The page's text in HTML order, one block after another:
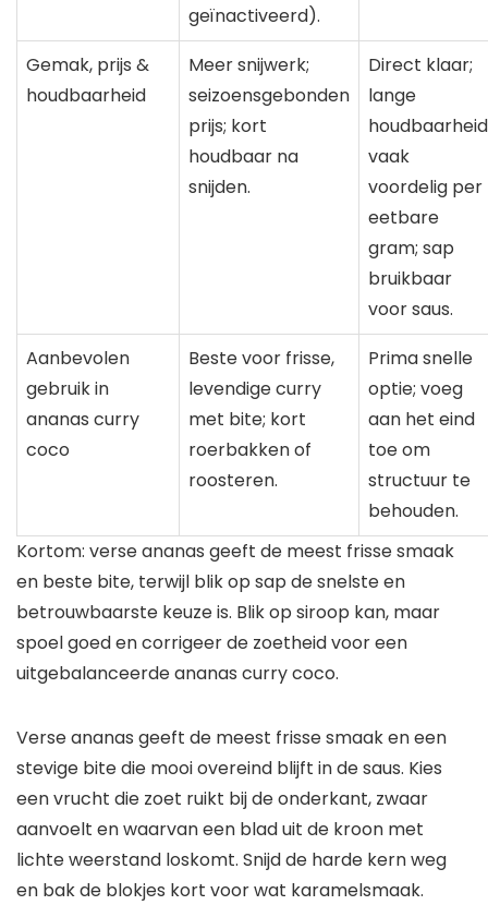
geïnactiveerd).
Gemak, prijs &
houdbaarheid
Meer snijwerk;
seizoensgebonden
prijs; kort
houdbaar na
snijden.
Direct klaar;
lange
vaak
voordelig per
eetbare
gram; sap
bruikbaar
voor saus.
Aanbevolen
gebruik in
ananas curry
coco
Beste voor frisse,
levendige curry
met bite; kort
roerbakken of
roosteren.
Prima snelle
optie; voeg
aan het eind
toe om
structuur te
behouden.
Kortom: verse ananas geeft de meest frisse smaak
en beste bite, terwijl blik op sap de snelste en
betrouwbaarste keuze is. Blik op siroop kan, maar
spoel goed en corrigeer de zoetheid voor een
uitgebalanceerde ananas curry coco.
Verse ananas geeft de meest frisse smaak en een
stevige bite die mooi overeind blijft in de saus. Kies
een vrucht die zoet ruikt bij de onderkant, zwaar
aanvoelt en waarvan een blad uit de kroon met
lichte weerstand loskomt. Snijd de harde kern weg
en bak de blokjes kort voor wat karamelsmaak.